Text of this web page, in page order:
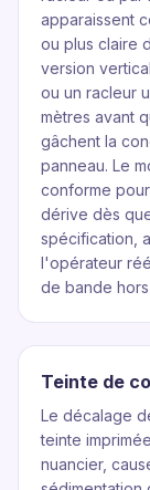
apparaissent
ou plus claire
version
ou un racleur
mètres avant
gâchent la
panneau. Le
conforme
dérive dès
spécification,
l'opérateur
de bande
Teinte de
Le décalage
teinte
nuancier,